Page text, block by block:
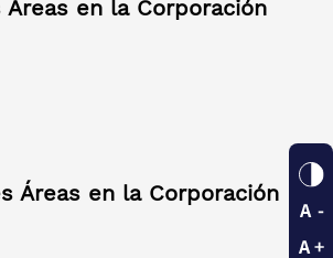
en la Corporación
Áreas en la Corporación